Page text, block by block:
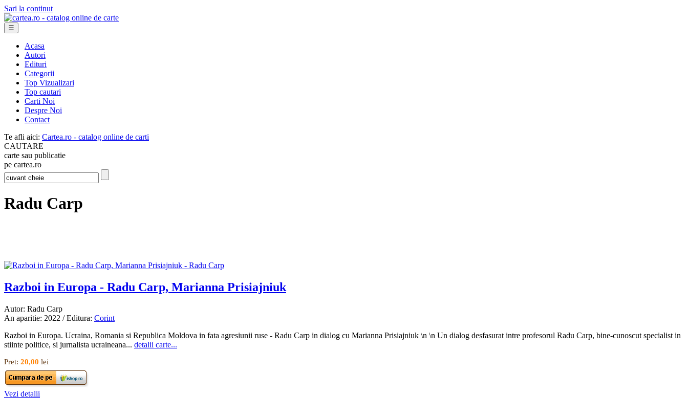
Sari la continut
☰
Acasa
Autori
Edituri
Categorii
Top Vizualizari
Top cautari
Carti Noi
Despre Noi
Contact
Te afli aici: Cartea.ro - catalog online de carti
CAUTARE
carte sau publicatie
pe cartea.ro
Radu Carp
Razboi in Europa - Radu Carp, Marianna Prisiajniuk
Autor: Radu Carp
An aparitie: 2022 / Editura: Corint
Razboi in Europa. Ucraina, Romania si Republica Moldova in fata agresiunii ruse - Radu Carp in dialog cu Marianna Prisiajniuk \n \n Un dialog desfasurat intre profesorul Radu Carp, bine-cunoscut specialist in
stiinte politice, si jurnalista ucraineana... detalii carte...
Pret: 20,00 lei
Vezi detalii